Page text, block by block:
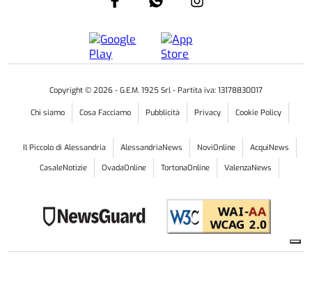
Copyright © 2026 - G.E.M. 1925 Srl - Partita iva: 13178830017
Chi siamo Cosa Facciamo Pubblicità Privacy Cookie Policy
Il Piccolo di Alessandria AlessandriaNews NoviOnline
AcquiNews
CasaleNotizie
OvadaOnline TortonaOnline ValenzaNews